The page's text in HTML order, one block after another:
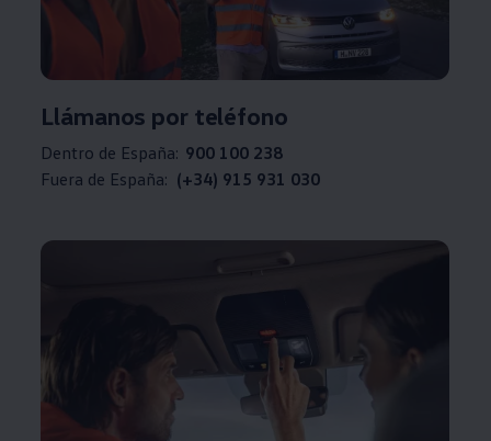
Llámanos por teléfono
Dentro de España: 900 100 238
Fuera de España: (+34) 915 931 030